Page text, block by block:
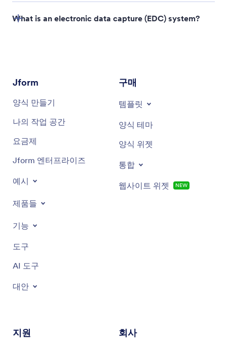
What is an electronic data capture (EDC) system?
Jform
양식 만들기
나의 작업 공간
요금제
Jform 엔터프라이즈
예시
제품들
기능
도구
AI 도구
대안
구매
템플릿
양식 테마
양식 위젯
통합
웹사이트 위젯 NEW
지원 회사